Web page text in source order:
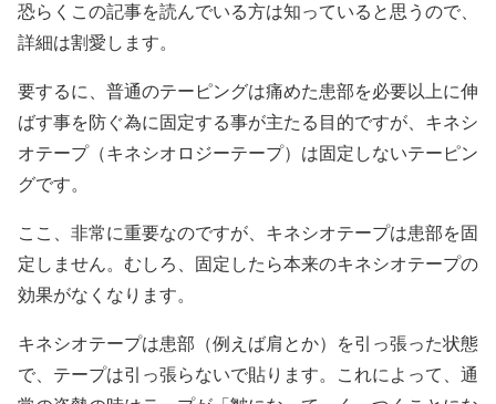
恐らくこの記事を読んでいる方は知っていると思うので、
詳細は割愛します。
要するに、普通のテーピングは痛めた患部を必要以上に伸
ばす事を防ぐ為に固定する事が主たる目的ですが、キネシ
オテープ（キネシオロジーテープ）は固定しないテーピン
グです。
ここ、非常に重要なのですが、キネシオテープは患部を固
定しません。むしろ、固定したら本来のキネシオテープの
効果がなくなります。
キネシオテープは患部（例えば肩とか）を引っ張った状態
で、テープは引っ張らないで貼ります。これによって、通